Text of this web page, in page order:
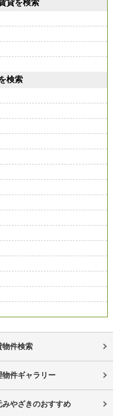
貸を検索
検索
物件検索
物件ギャラリー
みやざきのおすすめ